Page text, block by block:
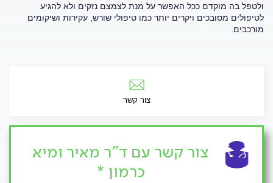
ולטפל בה מוקדם ככל האפשר על מנת לצמצם נזקים ולא להגיע
לטיפולים מסובכים ויקרים יותר כמו טיפולי שורש, עקירות ושיקומים
מורכבים.
צור קשר
צור קשר עם ד"ר מאיר ומיא
כרמון *